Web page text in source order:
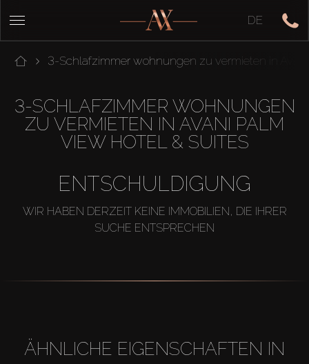
DE
3-Schlafzimmer wohnungen zu vermieten in
3-SCHLAFZIMMER WOHNUNGEN
ZU VERMIETEN IN AVANI PALM
VIEW HOTEL & SUITES
ENTSCHULDIGUNG
WIR HABEN DERZEIT KEINE IMMOBILIEN, DIE IHRER
SUCHE ENTSPRECHEN
ÄHNLICHE EIGENSCHAFTEN IN